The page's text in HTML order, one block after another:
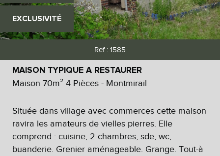
EXCLUSIVITÉ
Ref : 1585
MAISON TYPIQUE A RESTAURER
Maison 70m² 4 Pièces - Montmirail
Située dans village avec commerces cette maison
ravira les amateurs de vielles pierres. Elle
comprend : cuisine, 2 chambres, sde, wc,
buanderie. Grenier aménageable. Grange. Tout-à